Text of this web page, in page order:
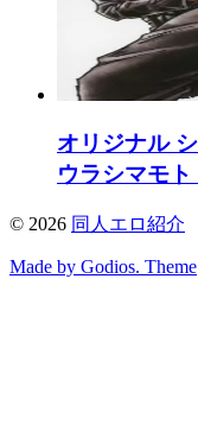
オリジナル
ウラシマモ
© 2026 同人エロ紹介
Made by Godios. Theme